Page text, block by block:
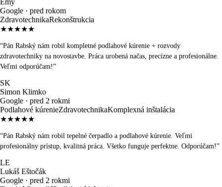
Google · pred rokom
ZdravotechnikaRekonštrukcia
★★★★★
“Pán Rabský nám robil kompletné podlahové kúrenie + rozvody
zdravotechniky na novostavbe. Práca urobená načas, precízne a profesionálne.
Veľmi odporúčam!”
SK
Simon Klimko
Google · pred 2 rokmi
Podlahové kúrenieZdravotechnikaKomplexná inštalácia
★★★★★
“Pán Rabský nám robil tepelné čerpadlo a podlahové kúrenie. Veľmi
profesionálny prístup, kvalitná práca. Všetko funguje perfektne. Odporúčam!”
LE
Lukáš Eštočák
Google · pred 2 rokmi